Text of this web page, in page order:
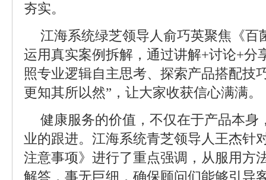
夯实。
江海系统绿芝领导人俞巧英聚焦《百
运用真实案例拆解，通过讲解+讨论+分
照专业逻辑自主思考、探索产品搭配技
更知其所以然”，让大家收获信心满满。
健康服务的价值，不仅在于产品本身
业的跟进。江海系统青芝领导人王杰针
注意事项》进行了重点强调，从服用方
解答，事无巨细，确保顾问们能够引导